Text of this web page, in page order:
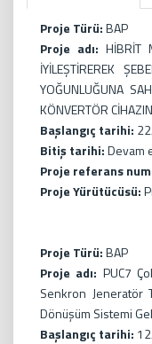
Proje Türü:BAP
Proje adı: HİBRİT
İYİLEŞTİREREK
YOĞUNLUĞUNA
KÖNVERTÖR
Başlangıç tarihi:
Bitiş tarihi:Devam
Proje referans
Proje Yürütücüsü:
Proje Türü:BAP
Proje adı: PUC7
Senkron Jeneratör
Dönüşüm Sistemi
Başlangıç tarihi: